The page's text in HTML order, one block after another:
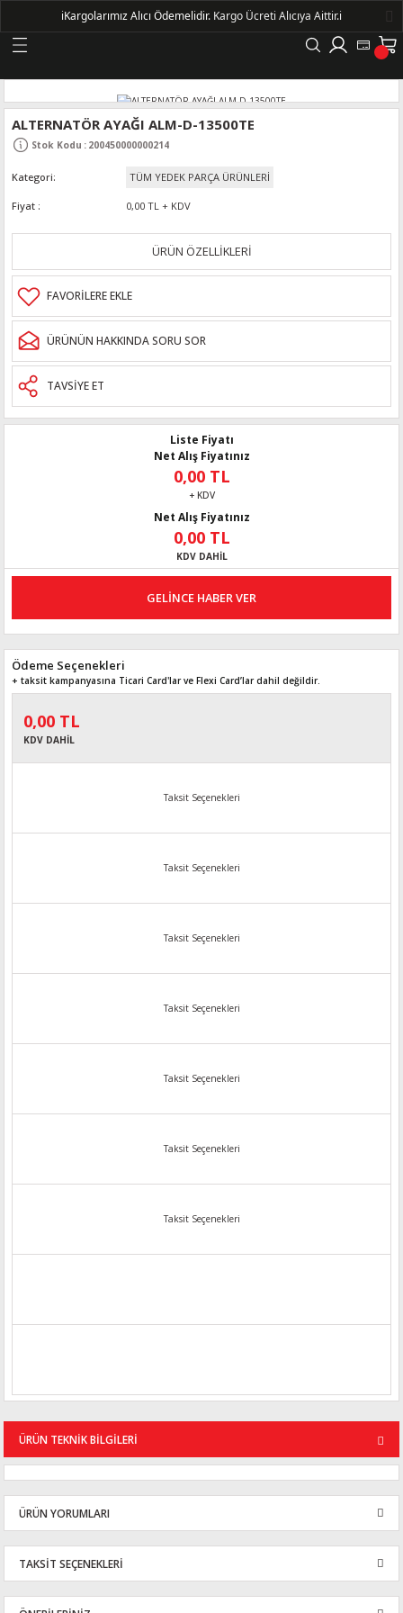
Geri Dön
KASNAKLI ALTERNATÖRLER - 1500
ALTERNATÖR AYAĞI ALM-D-13500TE
Stok Kodu : 200450000000214
Kategori TÜM YEDEK PARÇA ÜRÜNLERİ
Fiyat 0,00 TL + KDV
ÜRÜN ÖZELLİKLERİ
ÜRÜNÜN HAKKINDA SORU SOR
TAVSİYE ET
Liste Fiyatı
Net Alış Fiyatınız
0,00 TL
+ KDV
Net Alış Fiyatınız
0,00 TL
KDV DAHİL
GELİNCE HABER VER
Ödeme Seçenekleri
+ taksit kampanyasına Ticari Card'lar ve Flexi Card’lar dahil değildir.
0,00 TL
KDV DAHİL
Taksit Seçenekleri
Taksit Seçenekleri
Taksit Seçenekleri
Taksit Seçenekleri
Taksit Seçenekleri
Taksit Seçenekleri
Taksit Seçenekleri
ÜRÜN TEKNİK BİLGİLERİ
ÜRÜN YORUMLARI
Bu ürüne ilk yorumu siz yapın!
TAKSİT SEÇENEKLERİ
ℹ️Kargolarımız Alıcı Ödemelidir. Kargo Ücreti Alıcıya Aittir.ℹ️